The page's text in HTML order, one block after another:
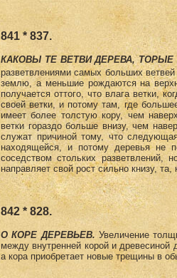
841 * 837.
КАКОВЫ ТЕ ВЕТВИ ДЕРЕВА,
разветвлениями самых больших ветвей
землю, а меньшие рождаются на
получается оттого, что влага ветки,
своей ветки, и потому там, где
имеет более толстую кору, чем
ветки гораздо больше внизу, чем
служат причиной тому, что
находящейся, и потому деревья не
соседством стольких разветвлений,
направляет свой рост сильно книзу,
842 * 828.
О КОРЕ ДЕРЕВЬЕВ.Увеличение
между внутренней корой и древесиной
а кора приобретает новые трещины в